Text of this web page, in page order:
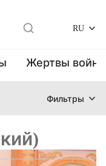
RU
Жертвы
Фильтры